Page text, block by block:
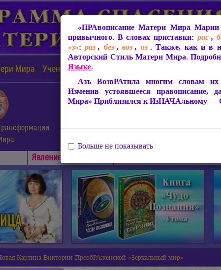
Мира Учение Матери Мира
СофиоЛогия Матери Мира
Явлениe Матери Мира
Картина Виктории ПреобРАженской «Зеркальный мир»
«ПРАвописание Матери Мира
привычного. В словах приставки: рас-,
«з»:раз-, без-, воз-,из-. Также, как и в
Авторский Стиль Матери Мира.
Языке.
Азъ ВозвРАтила многим словам их
Изменив устоявшееся
Мира» Приблизился к ИзНАЧАльному —
Больше не показывать